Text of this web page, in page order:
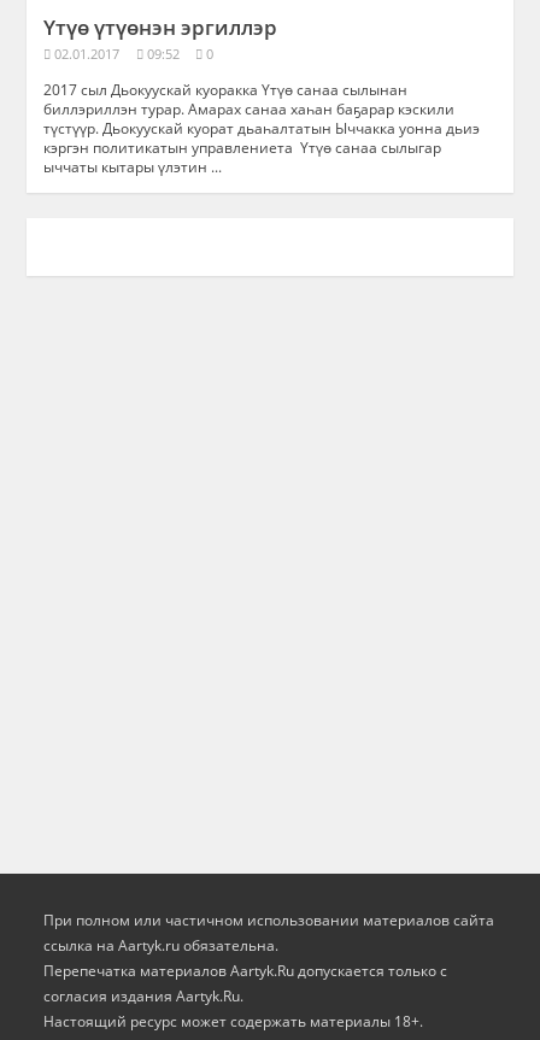
Үтүө үтүөнэн эргиллэр
02.01.2017 09:52 0
2017 сыл Дьокуускай куоракка Үтүө санаа сылынан
биллэриллэн турар. Амарах санаа хаһан баҕарар кэскили
түстүүр. Дьокуускай куорат дьаһалтатын Ыччакка уонна дьиэ
кэргэн политикатын управлениета Үтүө санаа сылыгар
ыччаты кытары үлэтин ...
При полном или частичном использовании материалов сайта
ссылка на Aartyk.ru oбязательна.
Перепечатка материалов Aartyk.Ru допускается только с
согласия издания Aartyk.Ru.
Настоящий ресурс может содержать материалы 18+.